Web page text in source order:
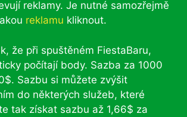
reklamy. Je nutné samozřejmě
reklamu kliknout.
že při spuštěném FiestaBaru,
počítají body. Sazba za 1000
Sazbu si můžete zvýšit
do některých služeb, které
tak získat sazbu až 1,66$ za